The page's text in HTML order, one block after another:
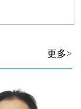
引起的吗
更多>